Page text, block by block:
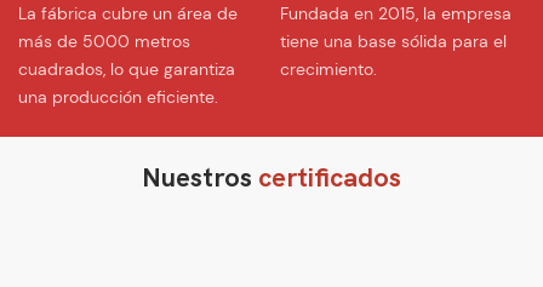
︎La fábrica cubre un área de
más de 5000 metros
cuadrados, lo que garantiza
una producción eficiente.
︎Fundada en 2015, la empresa
tiene una base sólida para el
crecimiento.
Nuestros certificados